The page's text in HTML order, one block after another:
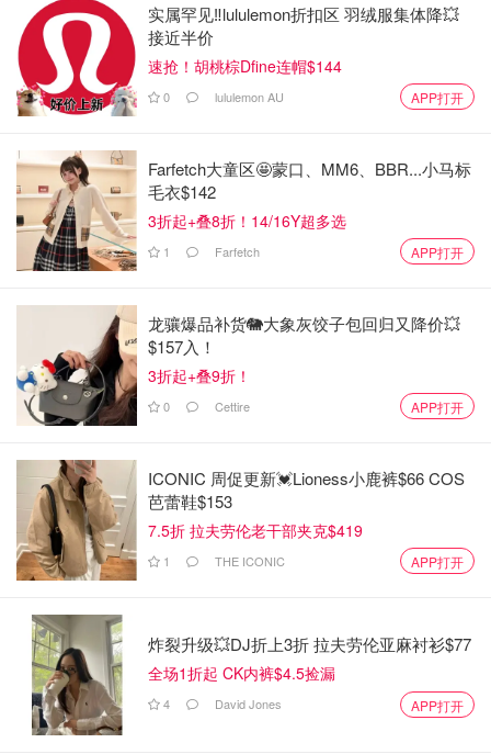
实属罕见‼️lululemon折扣区 羽绒服集体降💥
接近半价
速抢！胡桃棕Dfine连帽$144
0 lululemon AU APP打开
Farfetch大童区🤩蒙口、MM6、BBR...小马标
毛衣$142
3折起+叠8折！14/16Y超多选
1 Farfetch APP打开
龙骧爆品补货🐘大象灰饺子包回归又降价💥
$157入！
3折起+叠9折！
0 Cettire APP打开
ICONIC 周促更新💓Lioness小鹿裤$66 COS
芭蕾鞋$153
7.5折 拉夫劳伦老干部夹克$419
1 THE ICONIC APP打开
炸裂升级💥DJ折上3折 拉夫劳伦亚麻衬衫$77
全场1折起 CK内裤$4.5捡漏
4 David Jones APP打开